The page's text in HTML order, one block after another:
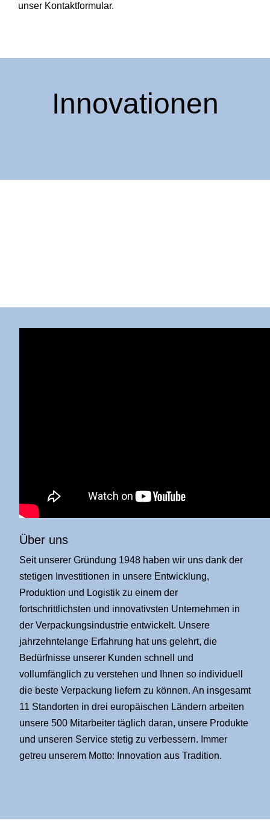
unser Kontaktformular.
Innovationen
Über uns
Seit unserer Gründung 1948 haben wir uns dank der
stetigen Investitionen in unsere Entwicklung,
Produktion und Logistik zu einem der
fortschrittlichsten und innovativsten Unternehmen in
der Verpackungsindustrie entwickelt. Unsere
jahrzehntelange Erfahrung hat uns gelehrt, die
Bedürfnisse unserer Kunden schnell und
vollumfänglich zu verstehen und Ihnen so individuell
die beste Verpackung liefern zu können. An insgesamt
11 Standorten in drei europäischen Ländern arbeiten
unsere 500 Mitarbeiter täglich daran, unsere Produkte
und unseren Service stetig zu verbessern. Immer
getreu unserem Motto: Innovation aus Tradition.